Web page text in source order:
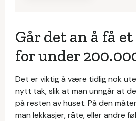
Går det an å få
for under
Det er viktig å være tidlig nok
nytt tak, slik at man unngår at
på resten av huset. På den
man lekkasjer, råte, eller andre